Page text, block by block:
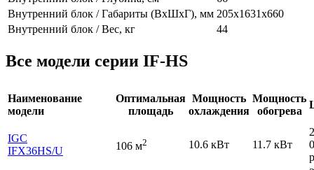
Внутренний блок / Габариты (ВхШхГ), мм 205х1631х660
Внутренний блок / Вес, кг
44
Все модели серии IF-HS
Наименование
модели
Оптимальная
площадь
Мощность
охлаждения
Мощность
обогрева
IGC
IFХ36HS/U 106 м2 10.6 кВт 11.7 кВт